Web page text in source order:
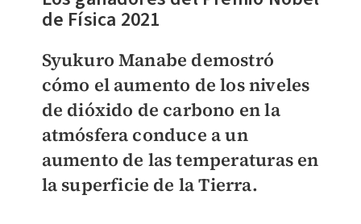
de Física 2021
Syukuro Manabe demostró
cómo el aumento de los niveles
de dióxido de carbono en la
atmósfera conduce a un
aumento de las temperaturas en
la superficie de la Tierra.